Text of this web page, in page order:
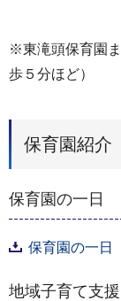
※東滝頭保育園
歩５分ほど）
保育園紹介
保育園の一日
保育園の一日
地域子育て支